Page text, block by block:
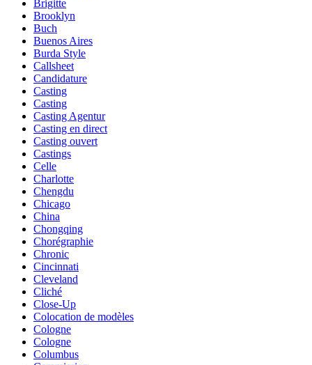
Brigitte
Brooklyn
Buch
Buenos Aires
Burda Style
Callsheet
Candidature
Casting
Casting
Casting Agentur
Casting en direct
Casting ouvert
Castings
Celle
Charlotte
Chengdu
Chicago
China
Chongqing
Chorégraphie
Chronic
Cincinnati
Cleveland
Cliché
Close-Up
Colocation de modèles
Cologne
Cologne
Columbus